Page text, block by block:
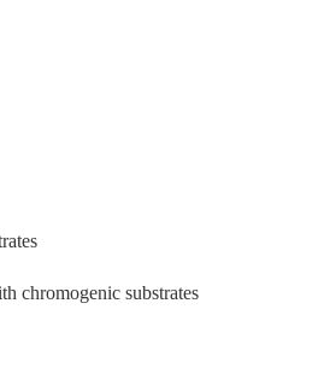
chromogenic substrates